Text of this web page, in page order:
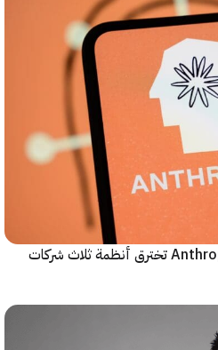
نماذج Claude AI من شركة Anthropic تخترق أنظمة ثلاث شركات